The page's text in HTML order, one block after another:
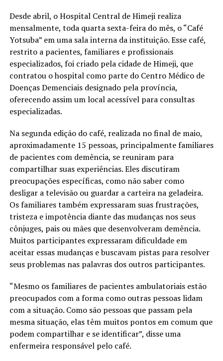
Desde abril, o Hospital Central de Himeji realiza
mensalmente, toda quarta sexta-feira do mês, o “Café
Yotsuba” em uma sala interna da instituição. Esse café,
restrito a pacientes, familiares e profissionais
especializados, foi criado pela cidade de Himeji, que
contratou o hospital como parte do Centro Médico de
Doenças Demenciais designado pela província,
oferecendo assim um local acessível para consultas
especializadas.
Na segunda edição do café, realizada no final de maio,
aproximadamente 15 pessoas, principalmente familiares
de pacientes com demência, se reuniram para
compartilhar suas experiências. Eles discutiram
preocupações específicas, como não saber como
desligar a televisão ou guardar a carteira na geladeira.
Os familiares também expressaram suas frustrações,
tristeza e impotência diante das mudanças nos seus
cônjuges, pais ou mães que desenvolveram demência.
Muitos participantes expressaram dificuldade em
aceitar essas mudanças e buscavam pistas para resolver
seus problemas nas palavras dos outros participantes.
“Mesmo os familiares de pacientes ambulatoriais estão
preocupados com a forma como outras pessoas lidam
com a situação. Como são pessoas que passam pela
mesma situação, elas têm muitos pontos em comum que
podem compartilhar e se identificar”, disse uma
enfermeira responsável pelo café.